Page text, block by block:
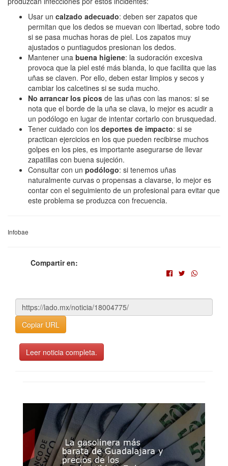
Usar un calzado adecuado: deben ser zapatos que
permitan que los dedos se muevan con libertad, sobre todo
si se pasa muchas horas de piel. Los zapatos muy
ajustados o puntiagudos presionan los dedos.
Mantener una buena higiene: la sudoración excesiva
provoca que la piel esté más blanda, lo que facilita que las
uñas se claven. Por ello, deben estar limpios y secos y
cambiar los calcetines si se suda mucho.
No arrancar los picos de las uñas con las manos: si se
nota que el borde de la uña se clava, lo mejor es acudir a
un podólogo en lugar de intentar cortarlo con brusquedad.
Tener cuidado con los deportes de impacto: si se
practican ejercicios en los que pueden recibirse muchos
golpes en los pies, es importante asegurarse de llevar
zapatillas con buena sujeción.
Consultar con un podólogo: si tenemos uñas
naturalmente curvas o propensas a clavarse, lo mejor es
contar con el seguimiento de un profesional para evitar que
este problema se produzca con frecuencia.
Infobae
Compartir en:
Copiar URL
Leer noticia completa.